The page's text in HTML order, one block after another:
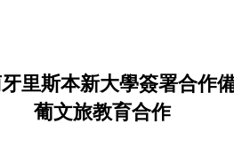
里斯本新大學簽署合作
葡文旅教育合作